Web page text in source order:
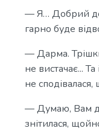
— Я… Добрий
гарно буде
— Дарма.
не вистачає...
не
— Думаю, Вам
знітилася,